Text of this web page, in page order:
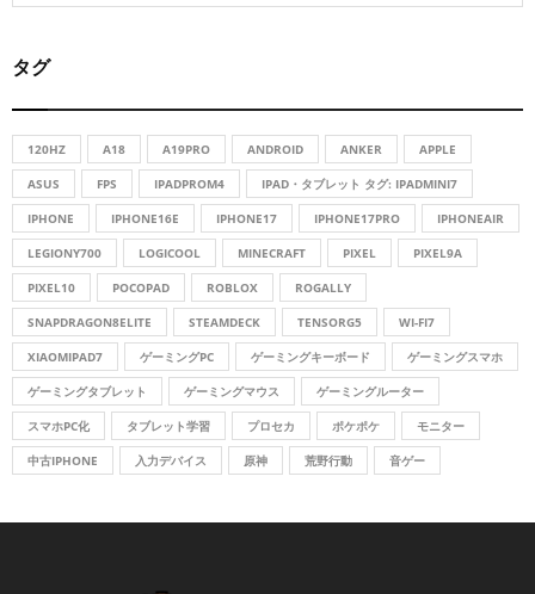
c
r
:
C
タグ
120HZ A18 A19PRO ANDROID ANKER APPLE
ASUS FPS IPADPROM4 IPAD・タブレット タグ: IPADMINI7
IPHONE IPHONE16E IPHONE17 IPHONE17PRO IPHONEAIR
LEGIONY700 LOGICOOL MINECRAFT PIXEL PIXEL9A
PIXEL10 POCOPAD ROBLOX ROGALLY
SNAPDRAGON8ELITE STEAMDECK TENSORG5 WI-FI7
XIAOMIPAD7 ゲーミングPC ゲーミングキーボード ゲーミングスマホ
ゲーミングタブレット ゲーミングマウス ゲーミングルーター
スマホPC化 タブレット学習 プロセカ ポケポケ モニター
中古IPHONE 入力デバイス 原神 荒野行動 音ゲー